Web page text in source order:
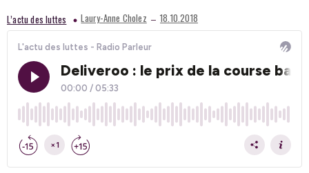
L’actu des luttes Laury-Anne Cholez – 18.10.2018